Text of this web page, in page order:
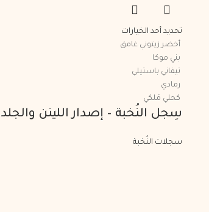
تحديد أحد الخيارات
أخضر زيتوني غامق
بني موكا
تيفاني باستيلي
رمادي
كحلي مَلكي
سِجل النُخبة – إصدار اللينن والجلد
سجلات النُخبة